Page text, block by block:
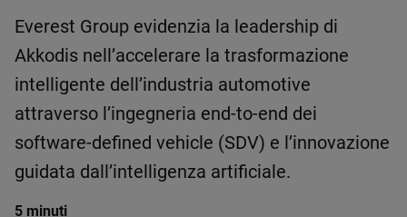
Everest Group evidenzia la leadership di
Akkodis nell’accelerare la trasformazione
intelligente dell’industria automotive
attraverso l’ingegneria end-to-end dei
software-defined vehicle (SDV) e l’innovazione
guidata dall’intelligenza artificiale.
5 minuti